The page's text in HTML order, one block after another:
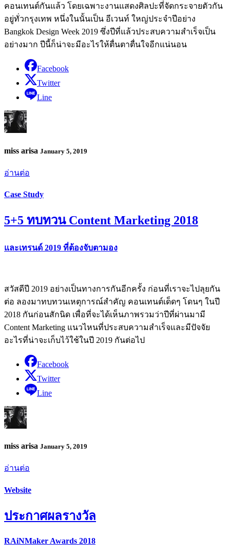
คอนเทนต์กันแล้ว โดยเฉพาะงานแสดงศิลปะที่จัดกระจายตัวกัน
อยู่ทั่วกรุงเทพ หนึ่งในนั้นเป็น อีเวนท์ ใหญ่ประจำปีอย่าง
Bangkok Design Week 2019 ซึ่งปีที่แล้วประสบความสำเร็จเป็น
อย่างมาก ปีนี้ก็น่าจะมีอะไรให้ตื่นตาตื่นใจอีกแน่นอน
Facebook
Twitter
Line
miss arisa January 5, 2019
อ่านต่อ
Case Study
5+5 ทบทวน Content Marketing 2018
และเทรนด์ 2019 ที่ต้องจับตามอง
สวัสดีปี 2019 อย่างเป็นทางการกันอีกครั้ง ก่อนที่เราจะไปลุยกัน
ต่อ ลองมาทบทวนเหตุการณ์สำคัญ คอนเทนต์เด็ดๆ โดนๆ ในปี
2018 กันก่อนสักนิด เพื่อที่จะได้เห็นภาพรวมว่าปีที่ผ่านมามี
Content Marketing แนวไหนที่ประสบความสำเร็จและมีปัจจัย
อะไรที่น่าจะเก็บไว้ใช้ในปี 2019 กันต่อไป
Facebook
Twitter
Line
miss arisa January 5, 2019
อ่านต่อ
Website
ประกาศผลรางวัล
RAiNMaker Awards 2018